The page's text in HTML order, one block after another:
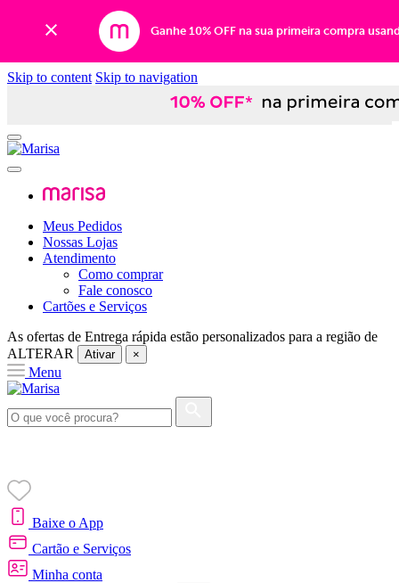
Ganhe 10% OFF na sua primeira compra
Skip to content Skip to navigation
Meus Pedidos
Nossas Lojas
Atendimento
Como comprar
Fale conosco
Cartões e Serviços
As ofertas de Entrega rápida estão personalizados para a região de
ALTERAR
Ativar ×
Menu
Baixe o App
Cartão e Serviços
Minha conta